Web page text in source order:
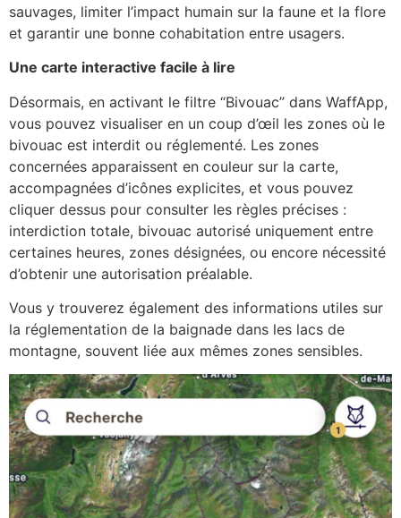
sauvages, limiter l’impact humain sur la faune et la flore
et garantir une bonne cohabitation entre usagers.
Une carte interactive facile à lire
Désormais, en activant le filtre “Bivouac” dans WaffApp,
vous pouvez visualiser en un coup d’œil les zones où le
bivouac est interdit ou réglementé. Les zones
concernées apparaissent en couleur sur la carte,
accompagnées d’icônes explicites, et vous pouvez
cliquer dessus pour consulter les règles précises :
interdiction totale, bivouac autorisé uniquement entre
certaines heures, zones désignées, ou encore nécessité
d’obtenir une autorisation préalable.
Vous y trouverez également des informations utiles sur
la réglementation de la baignade dans les lacs de
montagne, souvent liée aux mêmes zones sensibles.